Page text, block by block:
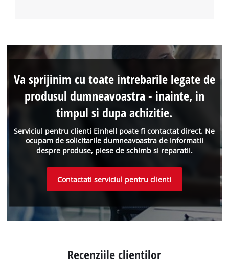
Serviciul pentru clienti Einhell poate fi contactat direct. Ne
ocupam de solicitarile dumneavoastra de informatii
despre produse, piese de schimb si reparatii.
Va sprijinim cu toate intrebarile legate de
produsul dumneavoastra - inainte, in
timpul si dupa achizitie.
Contactati serviciul pentru clienti
Recenziile clientilor